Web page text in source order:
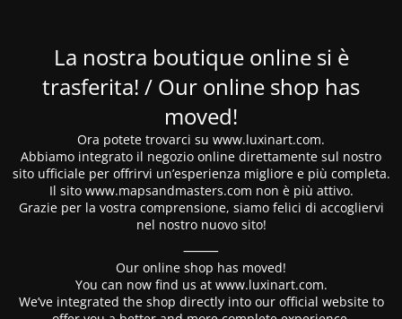
La nostra boutique online si è
trasferita! / Our online shop has
moved!
Ora potete trovarci su www.luxinart.com.
Abbiamo integrato il negozio online direttamente sul nostro
sito ufficiale per offrirvi un’esperienza migliore e più completa.
Il sito www.mapsandmasters.com non è più attivo.
Grazie per la vostra comprensione, siamo felici di accogliervi
nel nostro nuovo sito!
⸻
Our online shop has moved!
You can now find us at www.luxinart.com.
We’ve integrated the shop directly into our official website to